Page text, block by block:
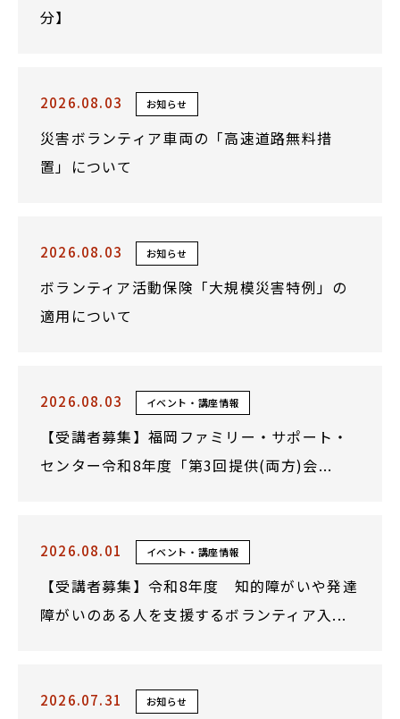
分】
2026.08.03 お知らせ
災害ボランティア車両の「高速道路無料措
置」について
2026.08.03 お知らせ
ボランティア活動保険「大規模災害特例」の
適用について
2026.08.03 イベント・講座情報
【受講者募集】福岡ファミリー・サポート・
センター令和8年度「第3回提供(両方)会...
2026.08.01 イベント・講座情報
【受講者募集】令和8年度 知的障がいや発達
障がいのある人を支援するボランティア入...
2026.07.31 お知らせ